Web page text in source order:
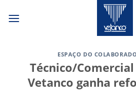
ESPAÇO DO
Técnico/Comercial
Vetanco ganha